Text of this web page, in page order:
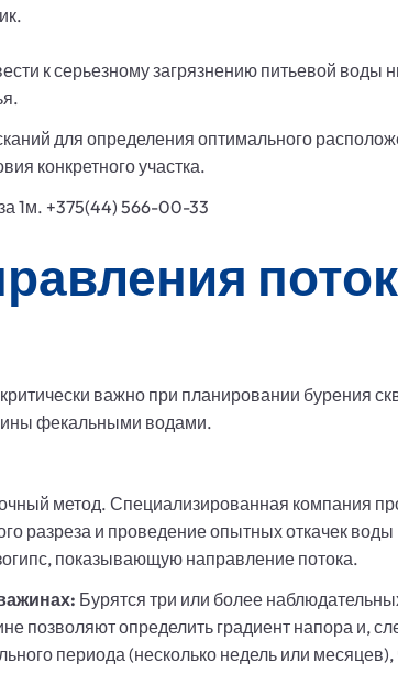
к серьезному загрязнению питьевой воды
для определения оптимального
конкретного участка.
1м. +375(44) 566-00-33
важно при планировании бурения
фекальными водами.
метод. Специализированная компания
разреза и проведение опытных откачек
показывающую направление потока.
Бурятся три или более
позволяют определить градиент напора и,
периода (несколько недель или